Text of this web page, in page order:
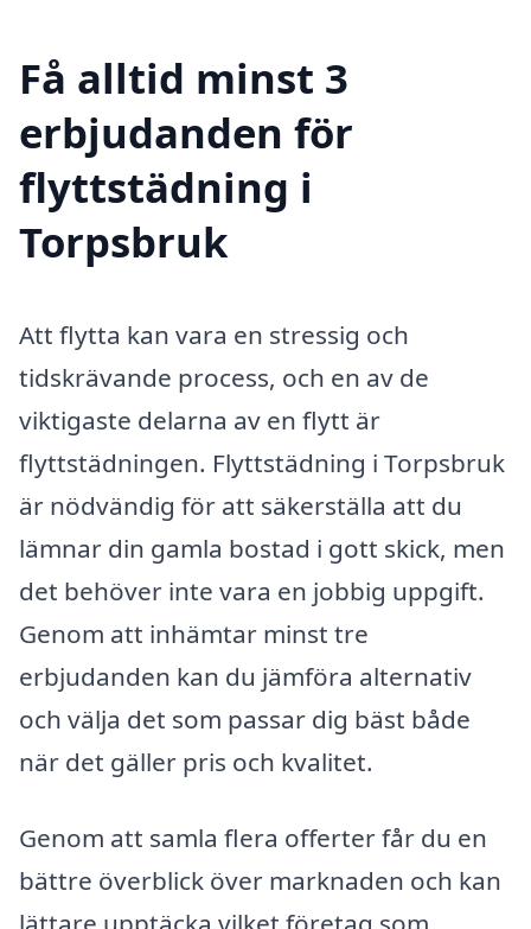
Få alltid minst 3
erbjudanden för
flyttstädning i
Torpsbruk
Att flytta kan vara en stressig och
tidskrävande process, och en av de
viktigaste delarna av en flytt är
flyttstädningen. Flyttstädning i Torpsbruk
är nödvändig för att säkerställa att du
lämnar din gamla bostad i gott skick, men
det behöver inte vara en jobbig uppgift.
Genom att inhämtar minst tre
erbjudanden kan du jämföra alternativ
och välja det som passar dig bäst både
när det gäller pris och kvalitet.
Genom att samla flera offerter får du en
bättre överblick över marknaden och kan